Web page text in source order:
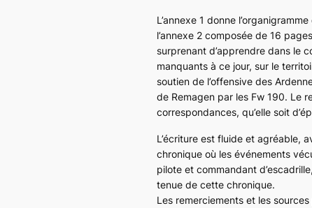
L’annexe 1 donne
l’annexe 2 composée de 16
surprenant d’apprendre dans le
manquants à ce jour, sur le
soutien de l’offensive des
de Remagen par les Fw 190. Le
correspondances, qu’elle soit
L’écriture est fluide et agréable,
chronique où les événements
pilote et commandant
tenue de cette chronique.
Les remerciements et les